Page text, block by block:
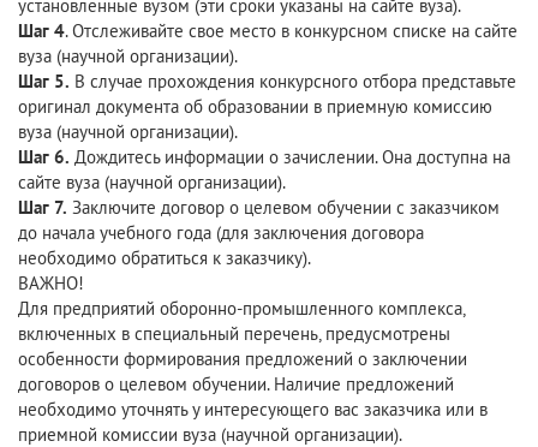
установленные вузом (эти сроки указаны на сайте вуза).
Шаг 4. Отслеживайте свое место в конкурсном списке на сайте
вуза (научной организации).
Шаг 5. В случае прохождения конкурсного отбора представьте
оригинал документа об образовании в приемную комиссию
вуза (научной организации).
Шаг 6. Дождитесь информации о зачислении. Она доступна на
сайте вуза (научной организации).
Шаг 7. Заключите договор о целевом обучении с заказчиком
до начала учебного года (для заключения договора
необходимо обратиться к заказчику).
ВАЖНО!
Для предприятий оборонно-промышленного комплекса,
включенных в специальный перечень, предусмотрены
особенности формирования предложений о заключении
договоров о целевом обучении. Наличие предложений
необходимо уточнять у интересующего вас заказчика или в
приемной комиссии вуза (научной организации).